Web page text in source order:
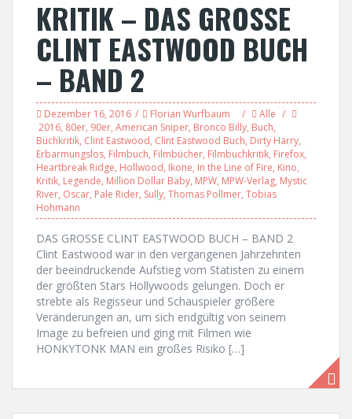
KRITIK – DAS GROSSE
CLINT EASTWOOD BUCH
– BAND 2
Dezember 16, 2016 Florian Wurfbaum
Alle
2016, 80er, 90er, American Sniper, Bronco Billy, Buch,
Buchkritik, Clint Eastwood, Clint Eastwood Buch, Dirty Harry,
Erbarmungslos, Filmbuch, Filmbücher, Filmbuchkritik, Firefox,
Heartbreak Ridge, Hollwood, Ikone, In the Line of Fire, Kino,
Kritik, Legende, Million Dollar Baby, MPW, MPW-Verlag, Mystic
River, Oscar, Pale Rider, Sully, Thomas Pollmer, Tobias
Hohmann
DAS GROSSE CLINT EASTWOOD BUCH – BAND 2
Clint Eastwood war in den vergangenen Jahrzehnten
der beeindruckende Aufstieg vom Statisten zu einem
der größten Stars Hollywoods gelungen. Doch er
strebte als Regisseur und Schauspieler größere
Veränderungen an, um sich endgültig von seinem
Image zu befreien und ging mit Filmen wie
HONKYTONK MAN ein großes Risiko […]